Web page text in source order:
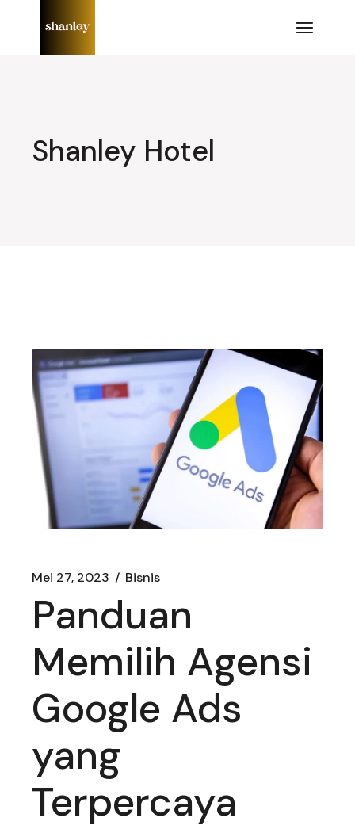
Shanley Hotel
Mei 27, 2023 Bisnis
Panduan
Memilih Agensi
Google Ads
yang
Terpercaya